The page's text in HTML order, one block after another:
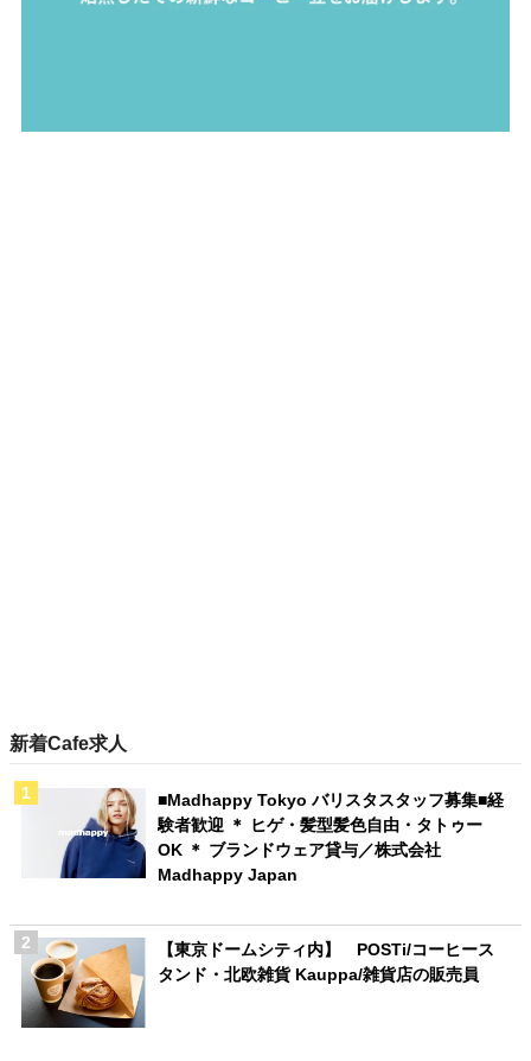
新着Cafe求人
■Madhappy Tokyo バリスタスタッフ募集■経
験者歓迎 ＊ ヒゲ・髪型髪色自由・タトゥー
OK ＊ ブランドウェア貸与／株式会社
Madhappy Japan
【東京ドームシティ内】 POSTi/コーヒース
タンド・北欧雑貨 Kauppa/雑貨店の販売員